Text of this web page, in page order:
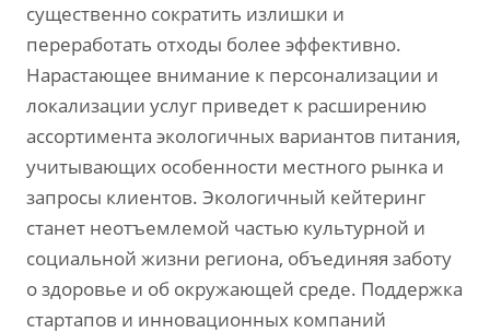
существенно сократить излишки и
переработать отходы более эффективно.
Нарастающее внимание к персонализации и
локализации услуг приведет к расширению
ассортимента экологичных вариантов питания,
учитывающих особенности местного рынка и
запросы клиентов. Экологичный кейтеринг
станет неотъемлемой частью культурной и
социальной жизни региона, объединяя заботу
о здоровье и об окружающей среде. Поддержка
стартапов и инновационных компаний